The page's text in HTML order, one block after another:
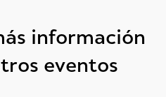
información
eventos